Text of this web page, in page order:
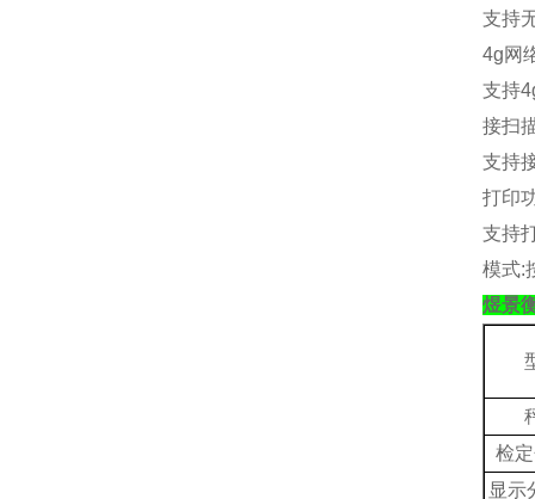
支持
4g网
支持
接扫
支持
打印
支持
模式:
煜景
检
显示